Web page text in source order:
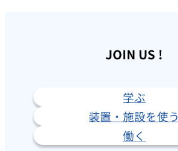
JOIN US !
学ぶ
装置・施設を使う
働く